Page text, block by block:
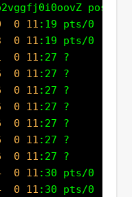
0 11 :19 pts/0
0 11 :19 pts/0
0 11 :27 ?
0 11 :27 ?
0 11 :27 ?
0 11 :27 ?
0 11 :27 ?
0 11 :27 ?
0 11 :27 ?
0 11 :30 pts/0
0 11 :30 pts/0